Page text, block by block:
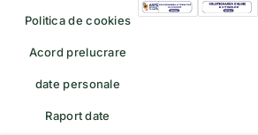
Politica de cookies
Acord prelucrare
date personale
Raport date